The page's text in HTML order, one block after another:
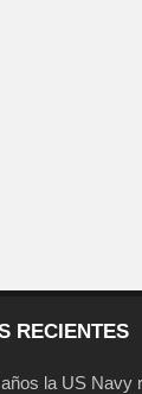
RECIENTES
la US Navy